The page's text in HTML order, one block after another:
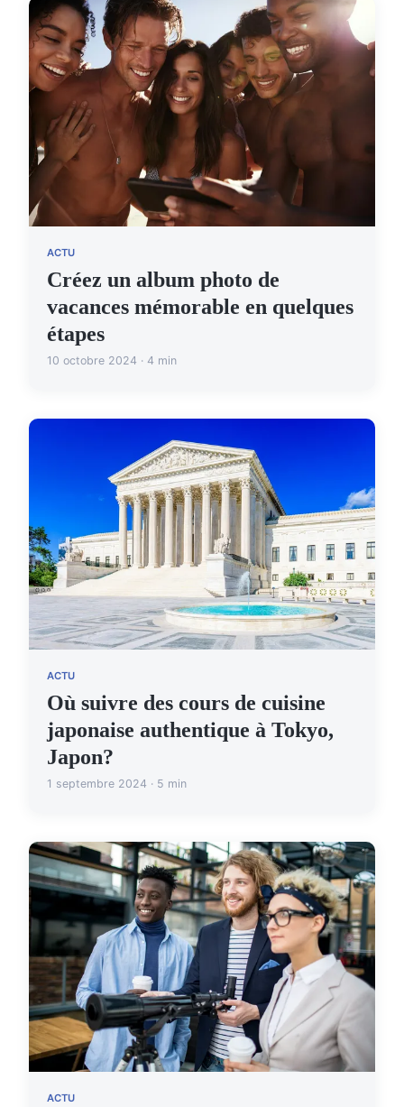
ACTU
Créez un album photo de
vacances mémorable en quelques
étapes
10 octobre 2024 · 4 min
ACTU
Où suivre des cours de cuisine
japonaise authentique à Tokyo,
Japon?
1 septembre 2024 · 5 min
ACTU